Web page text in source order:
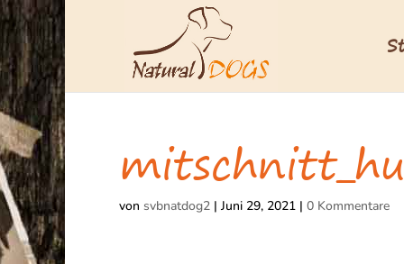
von svbnatdog2 | Juni 29, 2021 | 0 Kommentare